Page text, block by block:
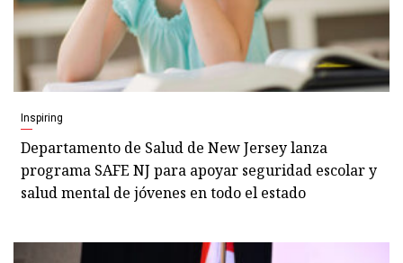
Inspiring
Departamento de Salud de New Jersey lanza
programa SAFE NJ para apoyar seguridad escolar y
salud mental de jóvenes en todo el estado